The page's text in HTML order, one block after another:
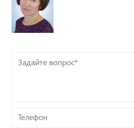
Задайте
Телефон